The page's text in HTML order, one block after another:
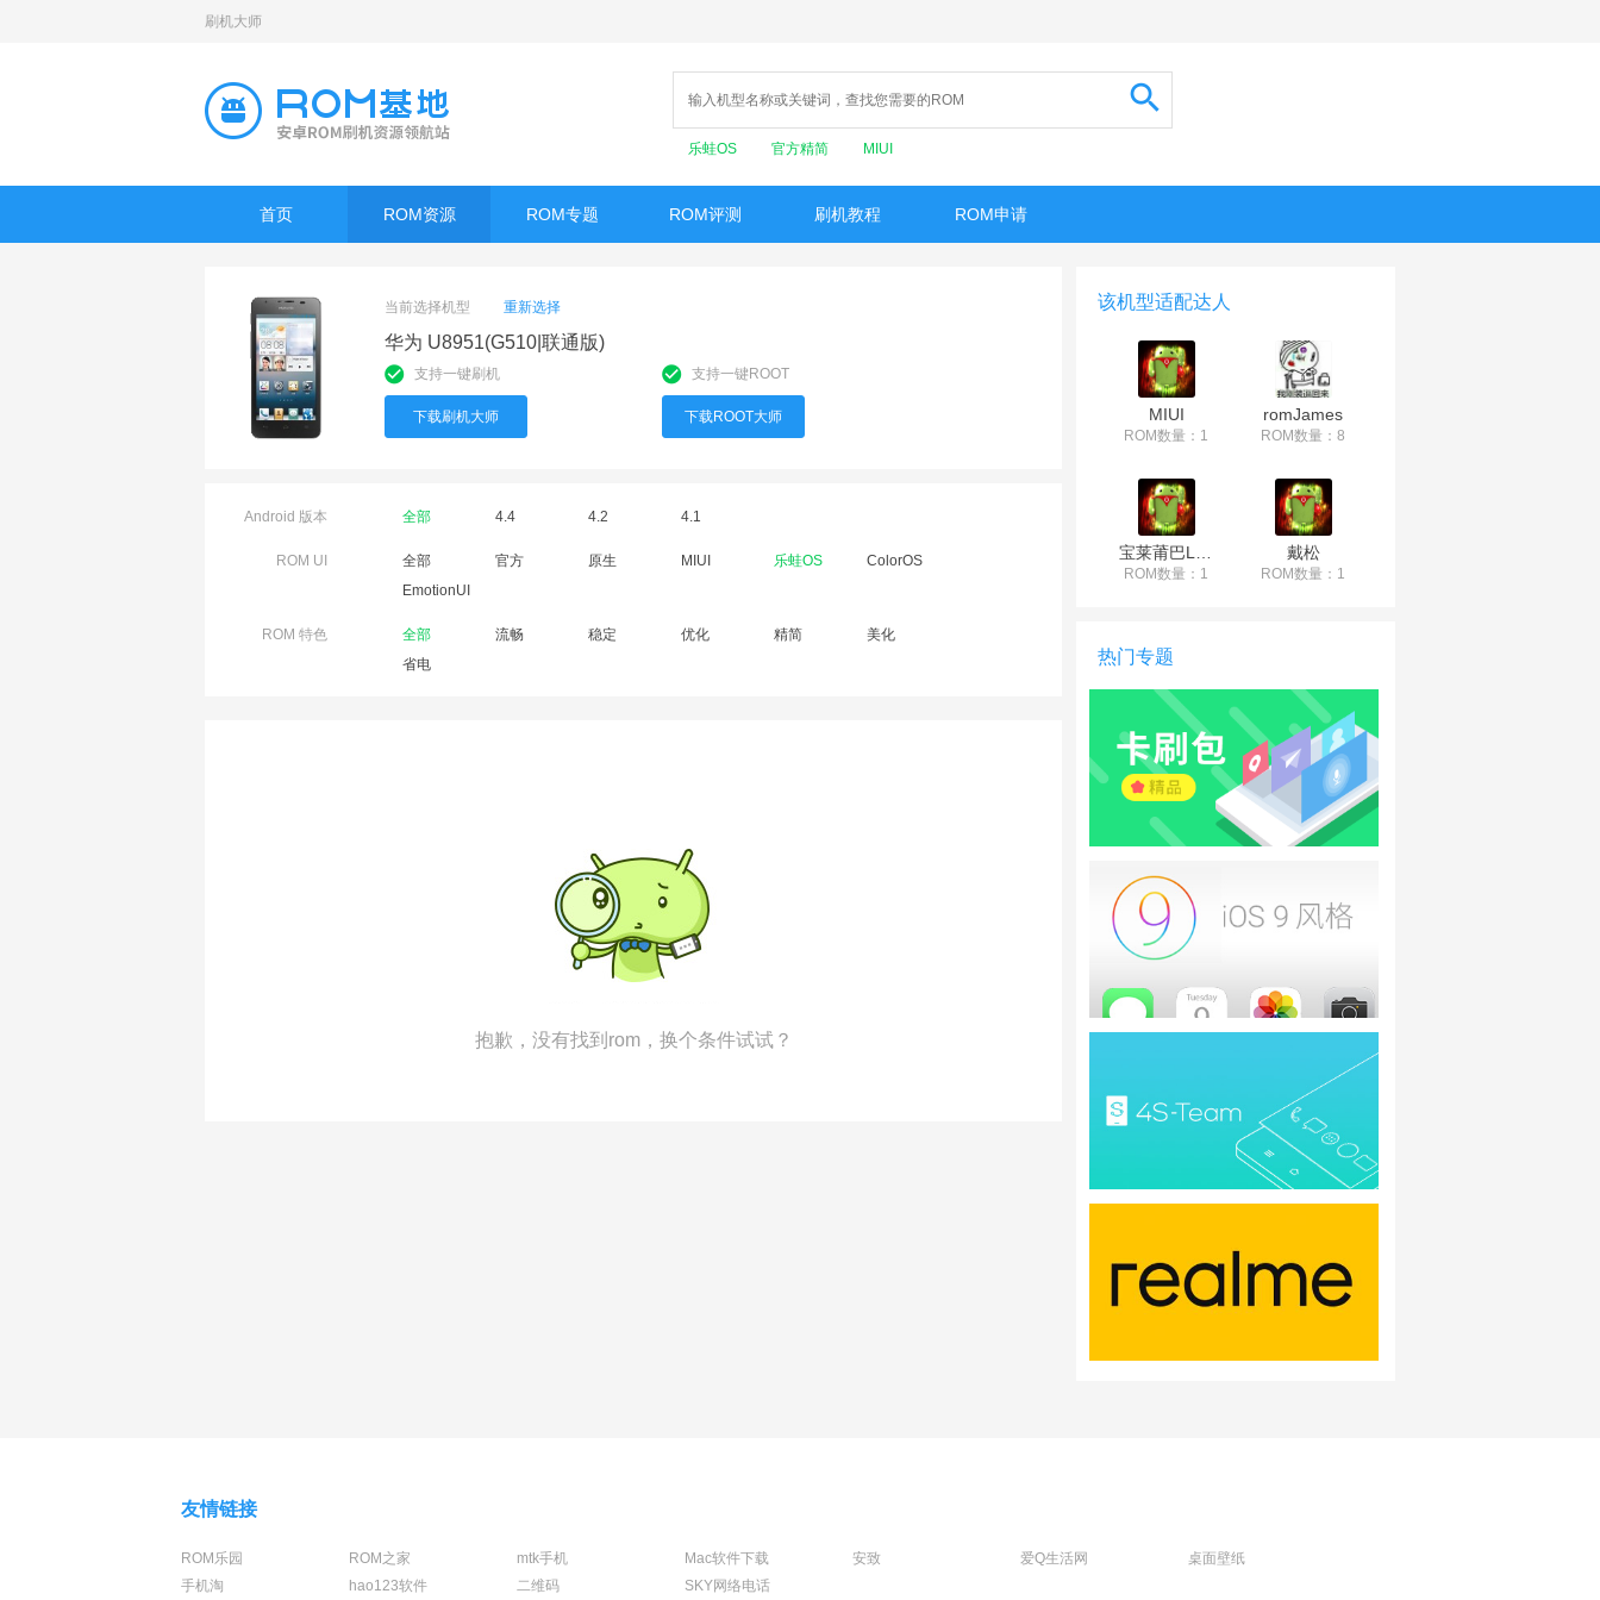
刷机大师
乐蛙OS 官方精简 MIUI
首页 ROM资源 ROM专题 ROM评测 刷机教程 ROM申请
当前选择机型 重新选择
华为 U8951(G510|联通版)
支持一键刷机
下载刷机大师
支持一键ROOT
下载ROOT大师
Android 版本 全部 4.4 4.2 4.1
ROM UI 全部 官方 原生 MIUI 乐蛙OS
ColorOS
EmotionUI
ROM 特色 全部 流畅 稳定 优化 精简
美化
省电
抱歉，没有找到rom，换个条件试试？
该机型适配达人
MIUI
ROM数量：1
romJames
ROM数量：8
ROM数量：1
戴松
ROM数量：1
热门专题
友情链接
ROM乐园 ROM之家 mtk手机 Mac软件下载 安致 爱Q生活网
桌面壁纸
手机淘
hao123软件 二维码 SKY网络电话